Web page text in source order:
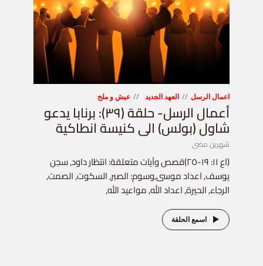
اعمال الرسل العهد الجديد عيش و ملح
أعمال الرسل- حلقة (٣٩): برنابا يدعو
شاول (بولس) الى كنيسة انطاكية
شهرين مضى
(اع ١١: ١٩-٢٥)قصص وآيات متعلقة: انتظار داود, سجن
يوسف, اعداد موسى,وسوم: الصبر, السكوت, الصمت,
الرجاء, الحيرة, اعداد الله, مواعيد الله,
اسمع الحلقة